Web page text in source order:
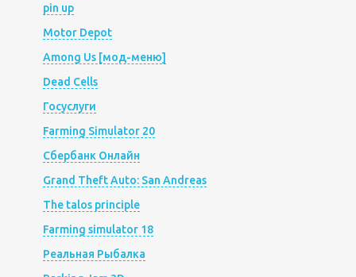
pin up
Motor Depot
Among Us [мод-меню]
Dead Cells
Госуслуги
Farming Simulator 20
Сбербанк Онлайн
Grand Theft Auto: San Andreas
The talos principle
Farming simulator 18
Реальная Рыбалка